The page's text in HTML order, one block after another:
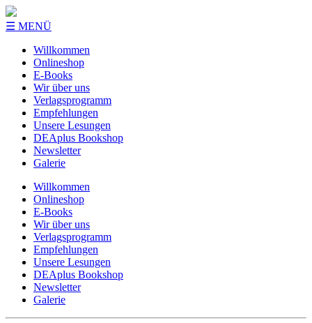
☰ MENÜ
Willkommen
Onlineshop
E-Books
Wir über uns
Verlagsprogramm
Empfehlungen
Unsere Lesungen
DEAplus Bookshop
Newsletter
Galerie
Willkommen
Onlineshop
E-Books
Wir über uns
Verlagsprogramm
Empfehlungen
Unsere Lesungen
DEAplus Bookshop
Newsletter
Galerie